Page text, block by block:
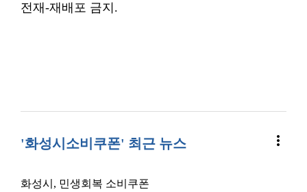
전재-재배포 금지.
'화성시소비쿠폰' 최근 뉴스 more_vert
화성시, 민생회복 소비쿠폰